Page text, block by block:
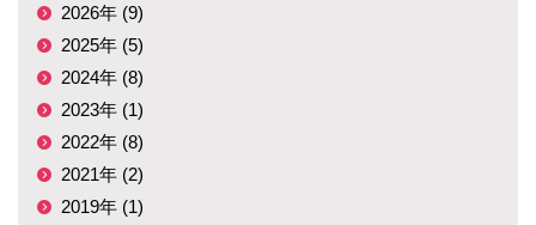
2026年 (9)
2025年 (5)
2024年 (8)
2023年 (1)
2022年 (8)
2021年 (2)
2019年 (1)